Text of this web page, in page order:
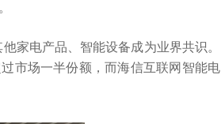
家电产品、智能设备成为业界共识。
市场一半份额，而海信互联网智能电